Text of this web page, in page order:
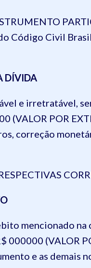
Código Civil
DÍVIDA
e irretratável,
(VALOR POR
correção
mencionado na
000000 (VALOR
e as demais